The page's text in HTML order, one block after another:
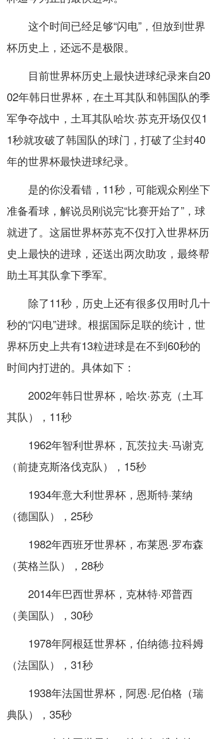
这个时间已经足够“闪电”，但放到世界
杯历史上，还远不是极限。
目前世界杯历史上最快进球纪录来自20
02年韩日世界杯，在土耳其队和韩国队的季
军争夺战中，土耳其队哈坎·苏克开场仅仅1
1秒就攻破了韩国队的球门，打破了尘封40
年的世界杯最快进球纪录。
是的你没看错，11秒，可能观众刚坐下
准备看球，解说员刚说完“比赛开始了”，球
就进了。这届世界杯苏克不仅打入世界杯历
史上最快的进球，还送出两次助攻，最终帮
助土耳其队拿下季军。
除了11秒，历史上还有很多仅用时几十
秒的“闪电”进球。根据国际足联的统计，世
界杯历史上共有13粒进球是在不到60秒的
时间内打进的。具体如下：
2002年韩日世界杯，哈坎·苏克（土耳
其队），11秒
1962年智利世界杯，瓦茨拉夫·马谢克
（前捷克斯洛伐克队），15秒
1934年意大利世界杯，恩斯特·莱纳
（德国队），25秒
1982年西班牙世界杯，布莱恩·罗布森
（英格兰队），28秒
2014年巴西世界杯，克林特·邓普西
（美国队），30秒
1978年阿根廷世界杯，伯纳德·拉科姆
（法国队），31秒
1938年法国世界杯，阿恩·尼伯格（瑞
典队），35秒